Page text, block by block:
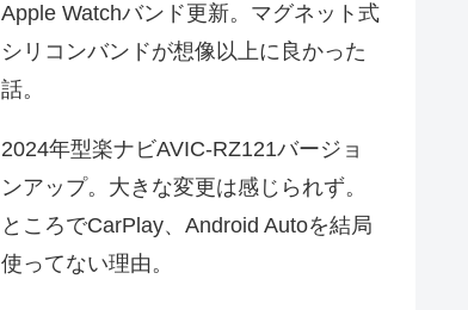
Apple Watchバンド更新。マグネット式
シリコンバンドが想像以上に良かった
話。
2024年型楽ナビAVIC-RZ121バージョ
ンアップ。大きな変更は感じられず。
ところでCarPlay、Android Autoを結局
使ってない理由。